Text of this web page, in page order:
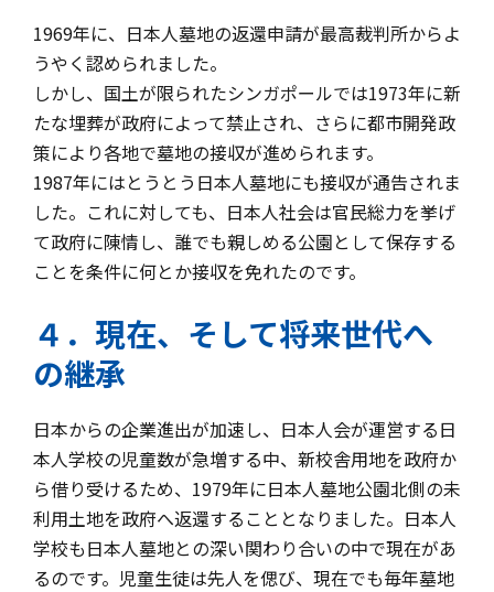
1969年に、日本人墓地の返還申請が最高裁判所からよ
うやく認められました。
しかし、国土が限られたシンガポールでは1973年に新
たな埋葬が政府によって禁止され、さらに都市開発政
策により各地で墓地の接収が進められます。
1987年にはとうとう日本人墓地にも接収が通告されま
した。これに対しても、日本人社会は官民総力を挙げ
て政府に陳情し、誰でも親しめる公園として保存する
ことを条件に何とか接収を免れたのです。
４．現在、そして将来世代へ
の継承
日本からの企業進出が加速し、日本人会が運営する日
本人学校の児童数が急増する中、新校舎用地を政府か
ら借り受けるため、1979年に日本人墓地公園北側の未
利用土地を政府へ返還することとなりました。日本人
学校も日本人墓地との深い関わり合いの中で現在があ
るのです。児童生徒は先人を偲び、現在でも毎年墓地